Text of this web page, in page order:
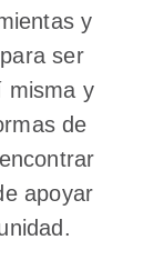
y
ser
misma y
de
apoyar